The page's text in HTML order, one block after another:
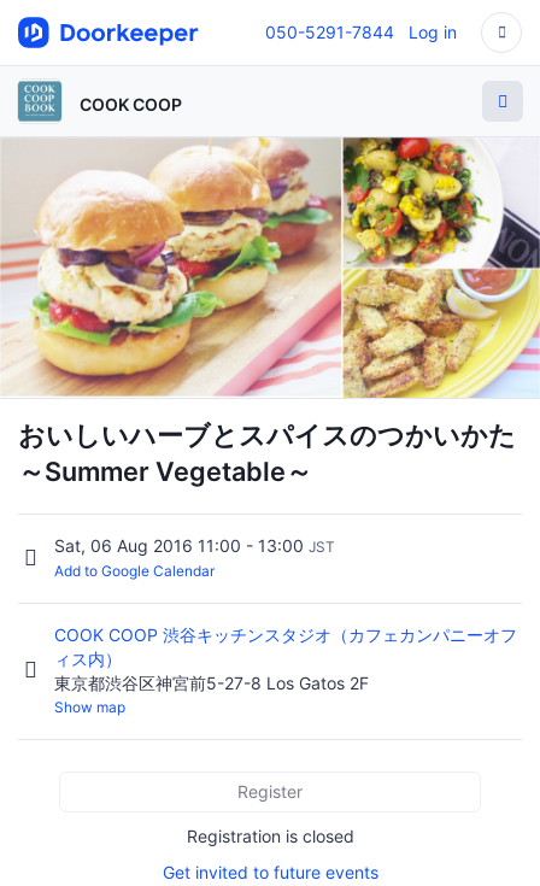
050-5291-7844 Log in
COOK COOP
おいしいハーブとスパイスのつかいかた
～Summer Vegetable～
Sat, 06 Aug 2016 11:00 - 13:00 JST
Add to Google Calendar
COOK COOP 渋谷キッチンスタジオ（カフェカンパニーオフ
ィス内）
東京都渋谷区神宮前5-27-8 Los Gatos 2F
Show map
Register
Registration is closed
Get invited to future events